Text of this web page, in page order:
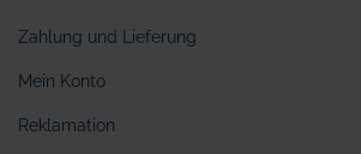
Zahlung und Lieferung
Mein Konto
Reklamation